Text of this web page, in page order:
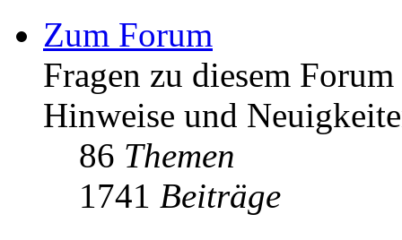
Zum Forum
Fragen zu diesem
Hinweise und
86 Themen
1741 Beiträge